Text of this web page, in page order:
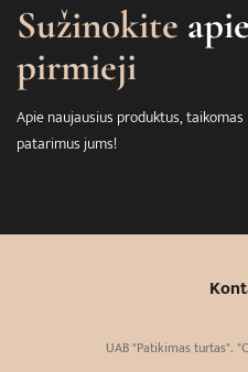
Sužinokite
pirmieji
Apie naujausius produktus,
patarimus jums!
UAB "Patikimas turtas".